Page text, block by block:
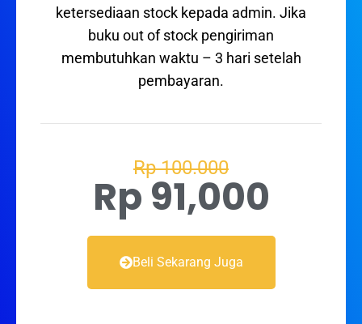
ketersediaan stock kepada admin. Jika
buku out of stock pengiriman
membutuhkan waktu – 3 hari setelah
pembayaran.
Rp 100.000
Rp 91,000
Beli Sekarang Juga